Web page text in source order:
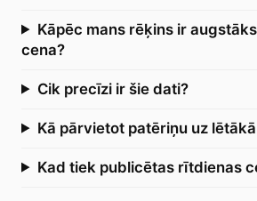
Kāpēc mans rēķins ir
cena?
Cik precīzi ir šie dati?
Kā pārvietot patēriņu uz
Kad tiek publicētas rītdienas